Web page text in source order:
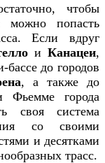
чтобы
можно попасть
Если вдруг
и Канацеи,
до городов
, а также до
Фьемме города
своя система
со своими
и десятками
трасс.